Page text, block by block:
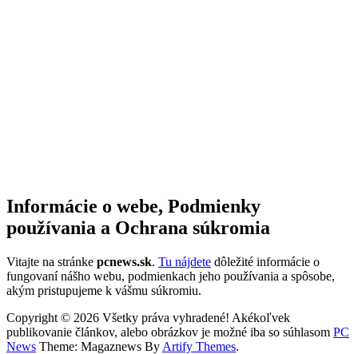
Informácie o webe, Podmienky
používania a Ochrana súkromia
Vitajte na stránke pcnews.sk. Tu nájdete dôležité informácie o
fungovaní nášho webu, podmienkach jeho používania a spôsobe,
akým pristupujeme k vášmu súkromiu.
Copyright © 2026 Všetky práva vyhradené! Akékoľvek
publikovanie článkov, alebo obrázkov je možné iba so súhlasom PC
News Theme: Magaznews By Artify Themes.